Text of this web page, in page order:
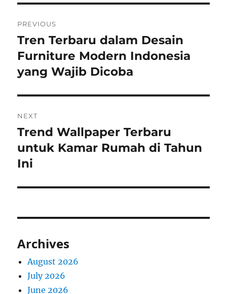
navigation
PREVIOUS
Previous
post:
Tren Terbaru dalam Desain
Furniture Modern Indonesia
yang Wajib Dicoba
NEXT
Next
post:
Trend Wallpaper Terbaru
untuk Kamar Rumah di Tahun
Ini
Archives
August 2026
July 2026
June 2026